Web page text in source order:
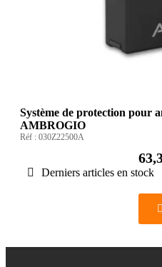
Système de protection pour
AMBROGIO
Réf : 030Z22500A
Derniers articles en stock